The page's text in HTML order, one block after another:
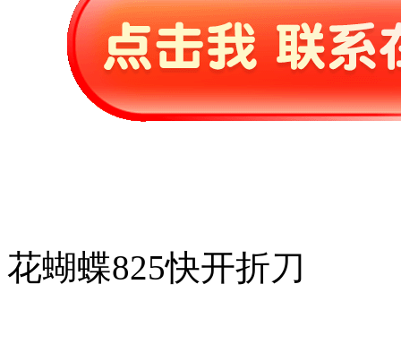
花蝴蝶825快开折刀